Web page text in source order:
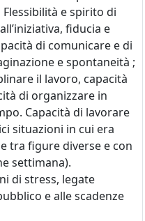
e spirito di
fiducia e
di comunicare e di
e spontaneità ;
il lavoro, capacità
di organizzare in
Capacità di lavorare
situazioni in cui era
tra figure diverse e con
settimana).
di stress, legate
e alle scadenze